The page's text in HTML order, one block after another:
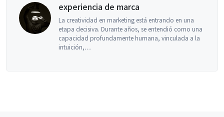
experiencia de marca
La creatividad en marketing está entrando en una
etapa decisiva. Durante años, se entendió como una
capacidad profundamente humana, vinculada a la
intuición,…